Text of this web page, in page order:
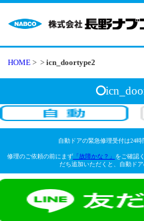
HOME > >icn_doortype2
自動ドアの緊急修理受付は24時
修理のご依頼の前にまず「故障かな？」
をご確認
だち追加いただくと、自動ドア